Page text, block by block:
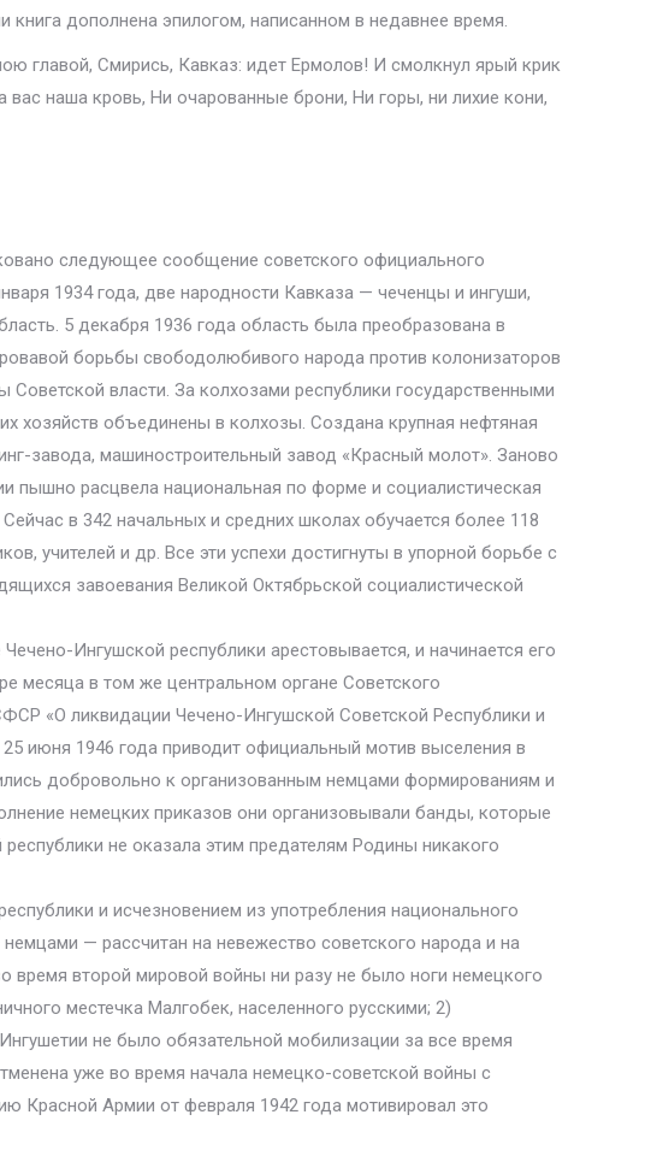
дополнена эпилогом, написанном в недавнее время.
главой, Смирись, Кавказ: идет Ермолов! И смолкнул ярый крик
наша кровь, Ни очарованные брони, Ни горы, ни лихие кони,
следующее сообщение советского официального
1934 года, две народности Кавказа — чеченцы и ингуши,
5 декабря 1936 года область была преобразована в
борьбы свободолюбивого народа против колонизаторов
власти. За колхозами республики государственными
хозяйств объединены в колхозы. Создана крупная нефтяная
завода, машиностроительный завод «Красный молот». Заново
пышно расцвела национальная по форме и социалистическая
в 342 начальных и средних школах обучается более 118
учителей и др. Все эти успехи достигнуты в упорной борьбе с
завоевания Великой Октябрьской социалистической
Ингушской республики арестовывается, и начинается его
месяца в том же центральном органе Советского
«О ликвидации Чечено-Ингушской Советской Республики и
июня 1946 года приводит официальный мотив выселения в
добровольно к организованным немцами формированиям и
немецких приказов они организовывали банды, которые
не оказала этим предателям Родины никакого
и исчезновением из употребления национального
— рассчитан на невежество советского народа и на
второй мировой войны ни разу не было ноги немецкого
местечка Малгобек, населенного русскими; 2)
не было обязательной мобилизации за все время
уже во время начала немецко-советской войны с
Красной Армии от февраля 1942 года мотивировал это